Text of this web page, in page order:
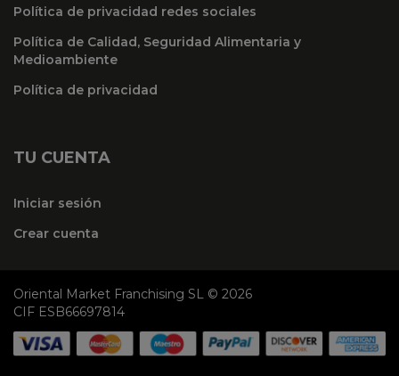
Política de privacidad redes sociales
Política de Calidad, Seguridad Alimentaria y
Medioambiente
Política de privacidad
TU CUENTA
Iniciar sesión
Crear cuenta
Oriental Market Franchising SL © 2026
CIF ESB66697814